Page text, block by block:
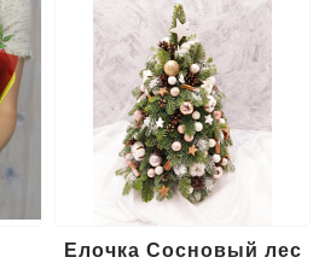
Елочка Сосновый лес